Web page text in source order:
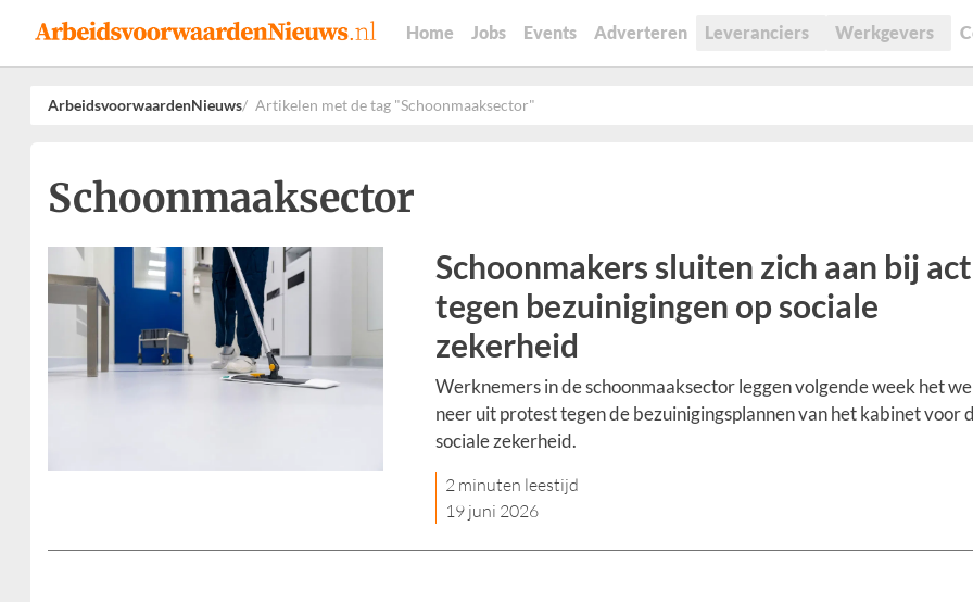
Home Jobs Events Adverteren Leveranciers Werkgevers
ArbeidsvoorwaardenNieuws Artikelen met de tag "Schoonmaaksector"
Schoonmaaksector
Schoonmakers sluiten zich aan bij
tegen bezuinigingen op sociale
zekerheid
Werknemers in de schoonmaaksector leggen volgende week het
neer uit protest tegen de bezuinigingsplannen van het kabinet voor
sociale zekerheid.
2 minuten leestijd
19 juni 2026